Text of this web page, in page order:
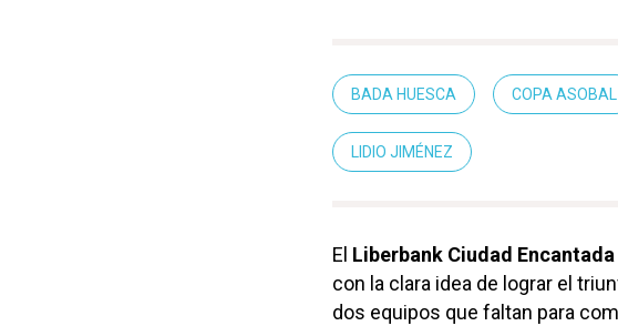
BADA HUESCA COPA ASOBAL
LIDIO JIMÉNEZ
El Liberbank Ciudad Encantada
con la clara idea de lograr el
dos equipos que faltan para